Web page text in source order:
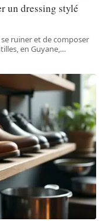
un dressing stylé
ruiner et de composer
en Guyane, …